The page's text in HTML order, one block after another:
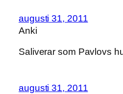
augusti 31, 2011
Anki
Saliverar som Pavlovs
augusti 31, 2011